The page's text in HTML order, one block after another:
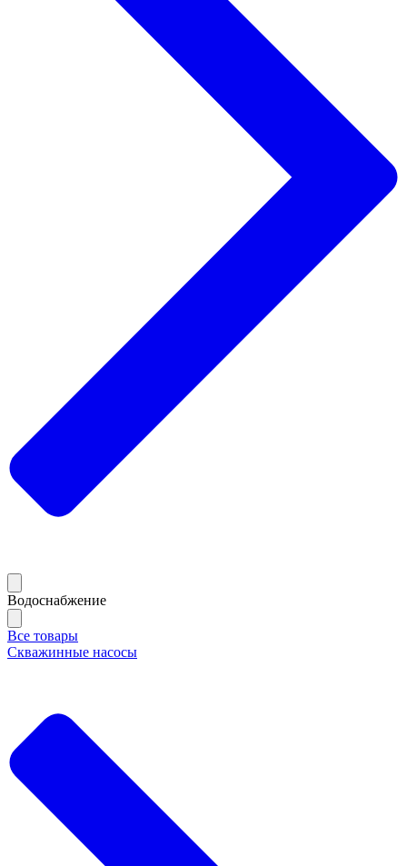
Водоснабжение
Все товары
Скважинные насосы